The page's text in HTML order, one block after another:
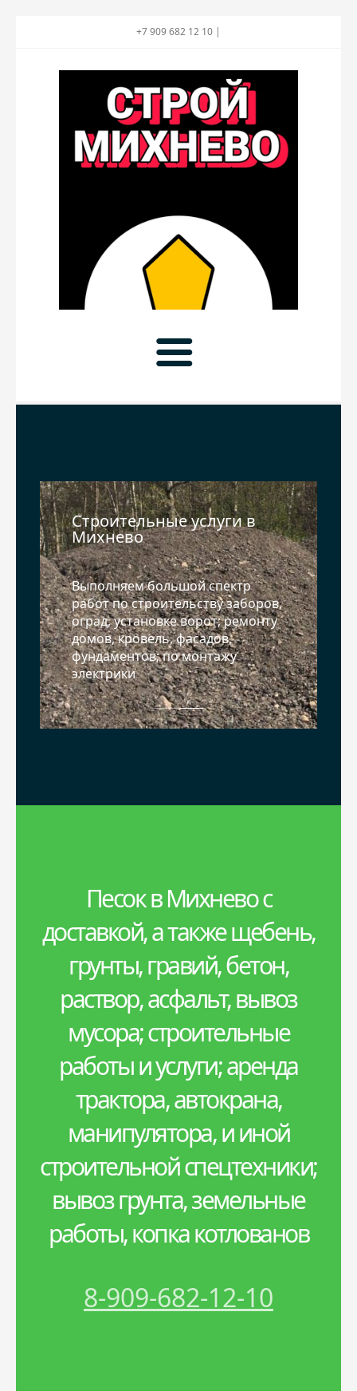
+7 909 682 12 10 |
Главная
Услуги
Доставка материалов
Песок
Щебень
Грунт
ПГС
Бетон
Чернозем
Спецтехника
Трактор
Кран
Строительные услуги и работы
Газон
Асфальт
Акции
Контакты
Вакансии
Строительные услуги в
Михнево
Выполняем большой спектр
работ по строительству заборов,
оград, установке ворот; ремонту
домов, кровель, фасадов,
фундаментов; по монтажу
электрики
Песок в Михнево с
доставкой, а также щебень,
грунты, гравий, бетон,
раствор, асфальт, вывоз
мусора; строительные
работы и услуги; аренда
трактора, автокрана,
манипулятора, и иной
строительной спецтехники;
вывоз грунта, земельные
работы, копка котлованов
8-909-682-12-10